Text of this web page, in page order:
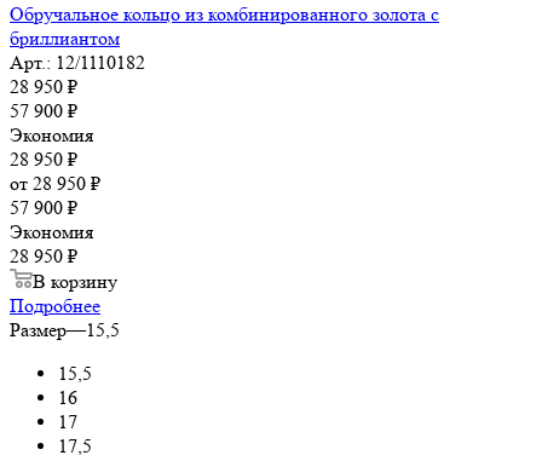
Обручальное кольцо из комбинированного золота с
бриллиантом
Арт.: 12/1110182
28 950 ₽
57 900 ₽
Экономия
28 950 ₽
от 28 950 ₽
57 900 ₽
Экономия
28 950 ₽
В корзину
Подробнее
Размер—15,5
15,5
16
17
17,5